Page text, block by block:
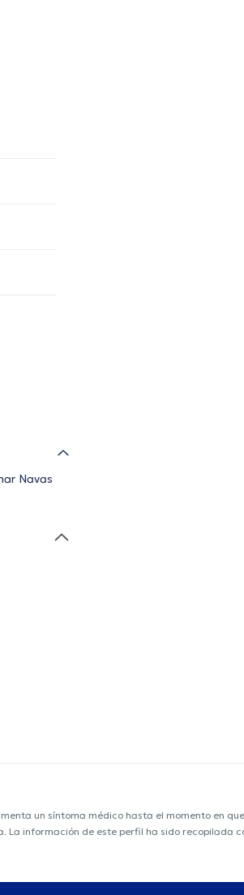
Navas
un síntoma médico hasta el momento en
información de este perfil ha sido recopilada